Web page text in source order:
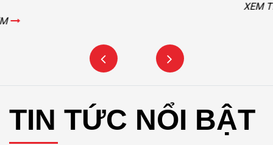
TIN TỨC NỔI BẬT